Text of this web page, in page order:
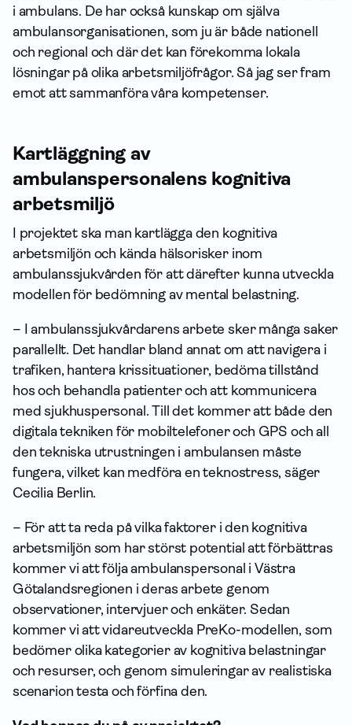
i ambulans. De har också kunskap om själva
ambulansorganisationen, som ju är både nationell
och regional och där det kan förekomma lokala
lösningar på olika arbetsmiljöfrågor. Så jag ser fram
emot att sammanföra våra kompetenser.
Kartläggning av
ambulanspersonalens kognitiva
arbetsmiljö
I projektet ska man kartlägga den kognitiva
arbetsmiljön och kända hälsorisker inom
ambulanssjukvården för att därefter kunna utveckla
modellen för bedömning av mental belastning.
– I ambulanssjukvårdarens arbete sker många saker
parallellt. Det handlar bland annat om att navigera i
trafiken, hantera krissituationer, bedöma tillstånd
hos och behandla patienter och att kommunicera
med sjukhuspersonal. Till det kommer att både den
digitala tekniken för mobiltelefoner och GPS och all
den tekniska utrustningen i ambulansen måste
fungera, vilket kan medföra en teknostress, säger
Cecilia Berlin.
– För att ta reda på vilka faktorer i den kognitiva
arbetsmiljön som har störst potential att förbättras
kommer vi att följa ambulanspersonal i Västra
Götalandsregionen i deras arbete genom
observationer, intervjuer och enkäter. Sedan
kommer vi att vidareutveckla PreKo-modellen, som
bedömer olika kategorier av kognitiva belastningar
och resurser, och genom simuleringar av realistiska
scenarion testa och förfina den.